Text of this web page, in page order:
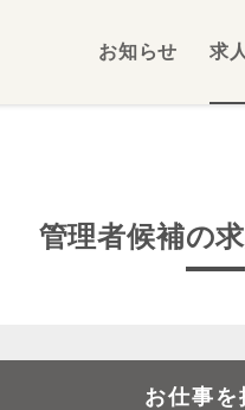
お知らせ 求
管理者候補の
お仕事を